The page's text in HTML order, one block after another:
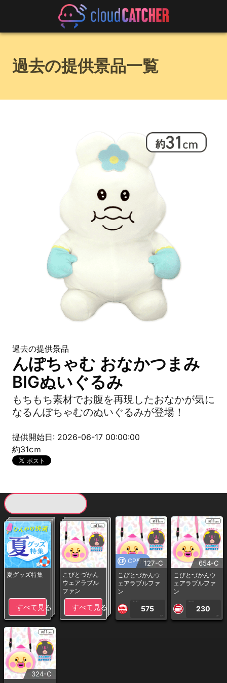
過去の提供景品一覧
過去の提供景品
んぽちゃむ おなかつまみ
BIGぬいぐるみ
もちもち素材でお腹を再現したおなかが気に
なるんぽちゃむのぬいぐるみが登場！
提供開始日: 2026-06-17 00:00:00
約31cｍ
夏グッズ特集
すべて見る
こびとづかん
ウェアラブル
ファン
すべて見る
CP専用127-C
こびとづかんウ
ェアラブルファ
ン
1PLAY
575
CP
654-C
こびとづかんウ
ェアラブルファ
ン
1PLAY
230
CP
324-C